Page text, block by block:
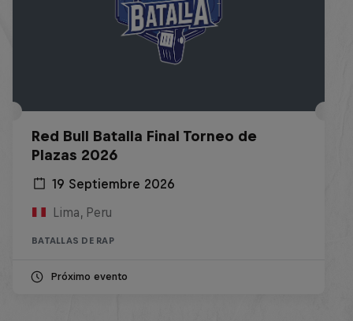
Red Bull Batalla Final Torneo de
Plazas 2026
19 Septiembre 2026
Lima, Peru
BATALLAS DE RAP
Próximo evento